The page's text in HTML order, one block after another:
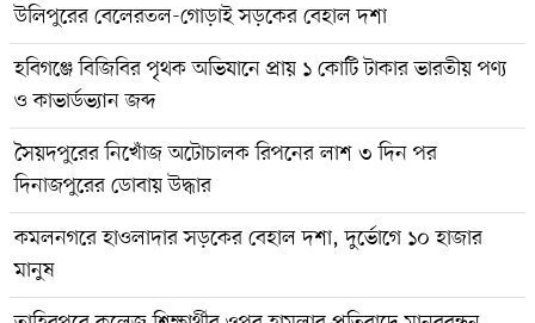
উলিপুরের বেলেরতল-গোড়াই সড়কের বেহাল দশা
হবিগঞ্জে বিজিবির পৃথক অভিযানে প্রায় ১ কোটি টাকার ভারতীয় পণ্য
ও কাভার্ডভ্যান জব্দ
সৈয়দপুরের নিখোঁজ অটোচালক রিপনের লাশ ৩ দিন পর
দিনাজপুরের ডোবায় উদ্ধার
কমলনগরে হাওলাদার সড়কের বেহাল দশা, দুর্ভোগে ১০ হাজার
মানুষ